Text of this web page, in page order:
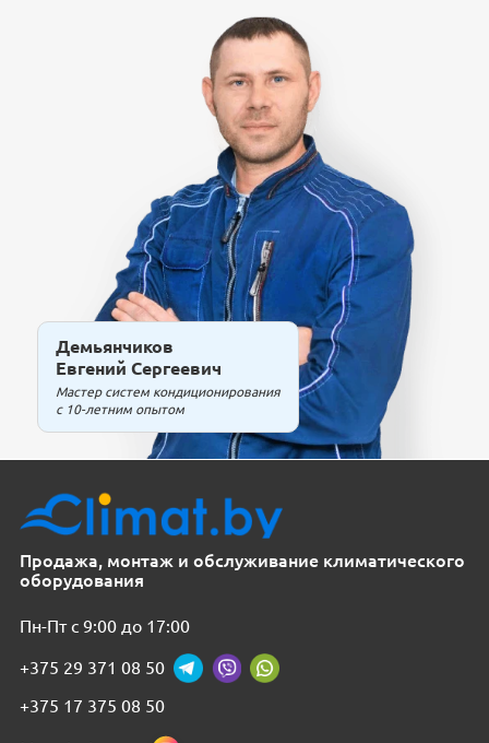
Демьянчиков
Евгений Сергеевич
Мастер систем кондиционирования
с 10-летним опытом
Продажа, монтаж и обслуживание климатического
оборудования
Пн-Пт с 9:00 до 17:00
+375 29 371 08 50
+375 17 375 08 50